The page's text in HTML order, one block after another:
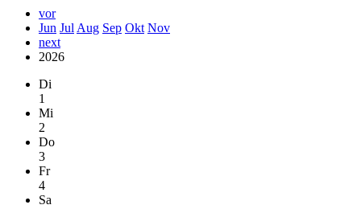
vor
Jun Jul Aug Sep Okt Nov
next
2026
Di
1
Mi
2
Do
3
Fr
4
Sa